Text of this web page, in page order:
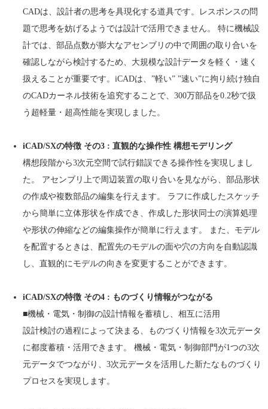
CADは、設計者の思考を具現化する道具です。レスポンスの問
題で思考を妨げるようでは設計で活用できません。 特に機械設
計では、部品点数が膨大なアセンブリの中で周囲の取り合いを
確認しながら検討するため、大規模な設計データを軽く・速く
扱えることが重要です。iCADは、”軽い” ”速い”に拘り続け独自
のCADカーネル技術を追究することで、300万部品を0.2秒で扱
う超軽量・超高性能を実現しました。
iCAD/SXの特徴 その3 : 直観的な操作性 構想モデリング
構想段階から3次元空間で試行錯誤できる操作性を実現しまし
た。 アセンブリ上で周辺装置の取り合いを見ながら、部品形状
の作成や複数部品の編集を行えます。 ラフに作成したスケッチ
から簡単に立体形状を作成でき、作成した形状同士の演算処理
や形状の伸縮などの編集操作が簡単に行えます。 また、モデル
を配置するときは、配置先のモデルの面や穴の方向を自動認識
し、直観的にモデルの向きを変更することができます。
iCAD/SXの特徴 その4 : ものづくり情報がつながる
■機械・電気・制御の設計情報を蓄積し、相互に活用
設計検討の過程によって決まる、ものづくり情報を3次元データ
に都度蓄積・活用できます。 機械・電気・制御部門が1つの3次
元データでつながり、3次元データを活用した新たなものづくり
プロセスを実現します。